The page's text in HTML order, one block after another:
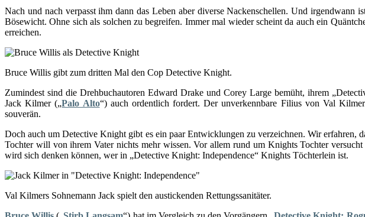
Nach und nach verpasst ihm dann das Leben aber diverse Nackenschellen. Und
Bösewicht. Ohne sich als solchen zu begreifen. Immer mal wieder scheint da auch ein
erreichen.
Bruce Willis gibt zum dritten Mal den Cop Detective Knight.
Zumindest sind die Drehbuchautoren Edward Drake und Corey Large bemüht, ihrem
Jack Kilmer („Palo Alto“) auch ordentlich fordert. Der unverkennbare Filius von Val
souverän.
Doch auch um Detective Knight gibt es ein paar Entwicklungen zu verzeichnen. Wir
Tochter will von ihrem Vater nichts mehr wissen. Vor allem rund um Knights Tochter
wird sich denken können, wer in „Detective Knight: Independence“ Knights Töchterlein ist.
Val Kilmers Sohnemann Jack spielt den austickenden Rettungssanitäter.